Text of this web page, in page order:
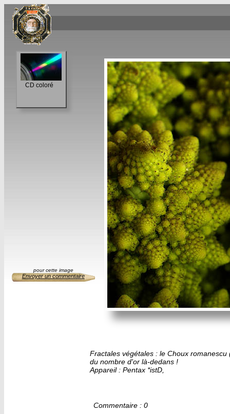
CD coloré
pour cette image
Envoyer un commentaire
Fractales végétales : le Choux
du nombre d'or là-dedans !
Appareil : Pentax *istD,
Commentaire : 0